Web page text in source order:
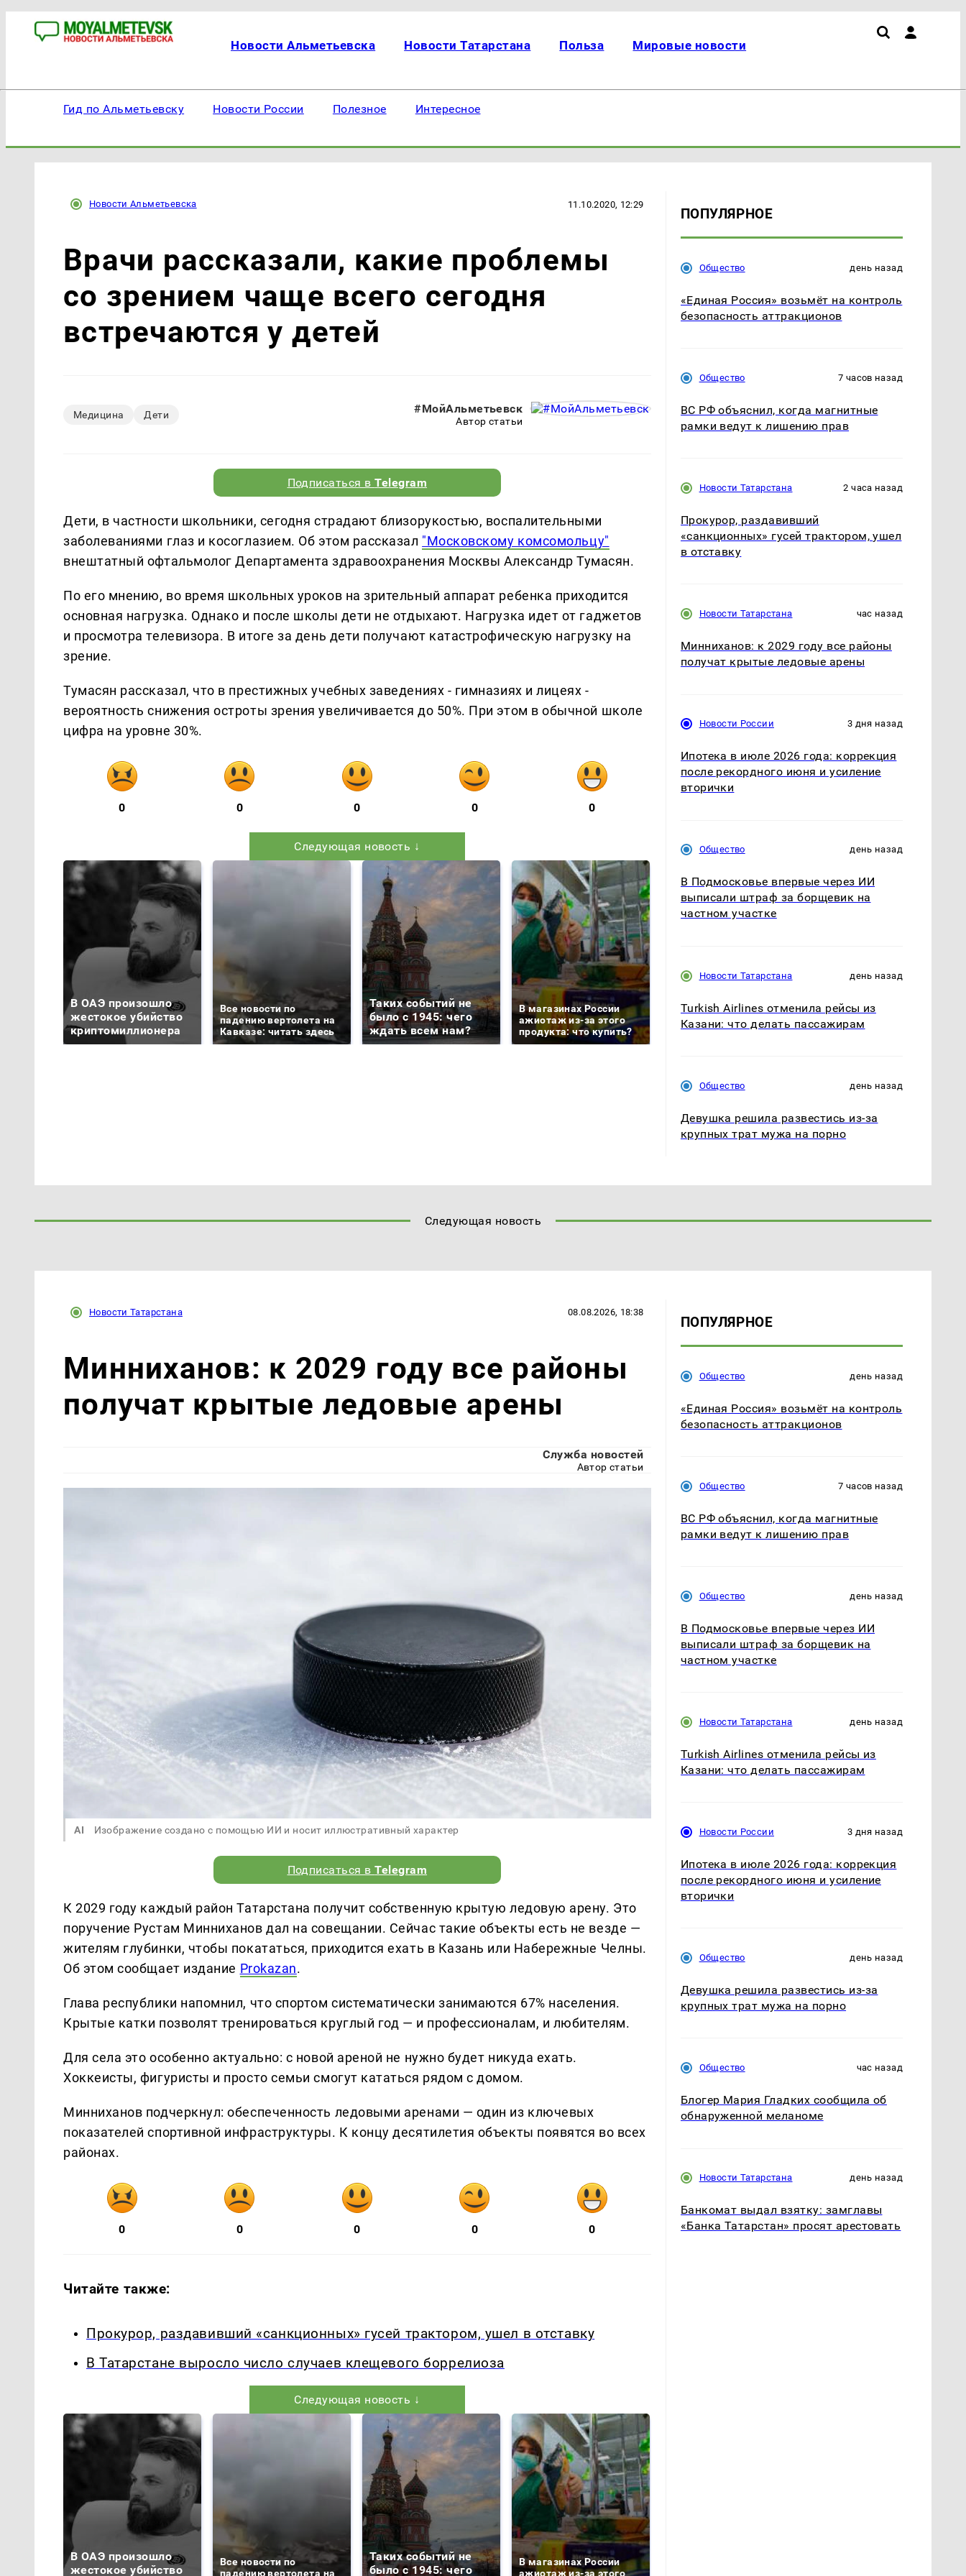
Новости Альметьевска Новости Татарстана Польза Мировые новости
Гид по Альметьевску Новости России Полезное Интересное
Новости Альметьевска 11.10.2020, 12:29
Врачи рассказали, какие проблемы
со зрением чаще всего сегодня
встречаются у детей
Медицина Дети #МойАльметьевск
Автор статьи
Подписаться вTelegram
Дети, в частности школьники, сегодня страдают близорукостью, воспалительными
заболеваниями глаз и косоглазием. Об этом рассказал "Московскому комсомольцу"
внештатный офтальмолог Департамента здравоохранения Москвы Александр Тумасян.
По его мнению, во время школьных уроков на зрительный аппарат ребенка приходится
основная нагрузка. Однако и после школы дети не отдыхают. Нагрузка идет от гаджетов
и просмотра телевизора. В итоге за день дети получают катастрофическую нагрузку на
зрение.
Тумасян рассказал, что в престижных учебных заведениях - гимназиях и лицеях -
вероятность снижения остроты зрения увеличивается до 50%. При этом в обычной школе
цифра на уровне 30%.
0 0 0 0 0
Следующая новость ↓
В ОАЭ произошло
жестокое убийство
криптомиллионера
Все новости по
падению вертолета на
Кавказе: читать здесь
Таких событий не
было с 1945: чего
ждать всем нам?
В магазинах России
ажиотаж из-за этого
продукта: что купить?
полицейскую
машину напали и
подожгли.
Где будет встреча
президентов США и
России: Европа?
ПОПУЛЯРНОЕ
Общество день назад
«Единая Россия» возьмёт на контроль
безопасность аттракционов
Общество 7 часов назад
ВС РФ объяснил, когда магнитные
рамки ведут к лишению прав
Новости Татарстана 2 часа назад
Прокурор, раздавивший
«санкционных» гусей трактором, ушел
в отставку
Новости Татарстана час назад
Минниханов: к 2029 году все районы
получат крытые ледовые арены
Новости России 3 дня назад
Ипотека в июле 2026 года: коррекция
после рекордного июня и усиление
вторички
Общество день назад
В Подмосковье впервые через ИИ
выписали штраф за борщевик на
частном участке
Новости Татарстана день назад
Turkish Airlines отменила рейсы из
Казани: что делать пассажирам
Общество день назад
Девушка решила развестись из-за
крупных трат мужа на порно
Следующая новость
Новости Татарстана 08.08.2026, 18:38
Минниханов: к 2029 году все районы
получат крытые ледовые арены
Служба новостей
Автор статьи
AI Изображение создано с помощью ИИ и носит иллюстративный характер
Подписаться вTelegram
К 2029 году каждый район Татарстана получит собственную крытую ледовую арену. Это
поручение Рустам Минниханов дал на совещании. Сейчас такие объекты есть не везде —
жителям глубинки, чтобы покататься, приходится ехать в Казань или Набережные Челны.
Об этом сообщает издание Prokazan.
Глава республики напомнил, что спортом систематически занимаются 67% населения.
Крытые катки позволят тренироваться круглый год — и профессионалам, и любителям.
Для села это особенно актуально: с новой ареной не нужно будет никуда ехать.
Хоккеисты, фигуристы и просто семьи смогут кататься рядом с домом.
Минниханов подчеркнул: обеспеченность ледовыми аренами — один из ключевых
показателей спортивной инфраструктуры. К концу десятилетия объекты появятся во всех
районах.
0 0 0 0 0
Читайте также:
Прокурор, раздавивший «санкционных» гусей трактором, ушел в отставку
В Татарстане выросло число случаев клещевого боррелиоза
Следующая новость ↓
В ОАЭ произошло
жестокое убийство
Все новости по
падению вертолета на
Таких событий не
было с 1945: чего
В магазинах России
ажиотаж из-за этого
ПОПУЛЯРНОЕ
Общество день назад
«Единая Россия» возьмёт на контроль
безопасность аттракционов
Общество 7 часов назад
ВС РФ объяснил, когда магнитные
рамки ведут к лишению прав
Общество день назад
В Подмосковье впервые через ИИ
выписали штраф за борщевик на
частном участке
Новости Татарстана день назад
Turkish Airlines отменила рейсы из
Казани: что делать пассажирам
Новости России 3 дня назад
Ипотека в июле 2026 года: коррекция
после рекордного июня и усиление
вторички
Общество день назад
Девушка решила развестись из-за
крупных трат мужа на порно
Общество час назад
Блогер Мария Гладких сообщила об
обнаруженной меланоме
Новости Татарстана день назад
Банкомат выдал взятку: замглавы
«Банка Татарстан» просят арестовать